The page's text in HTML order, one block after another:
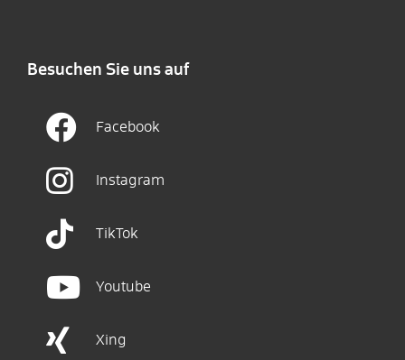
Besuchen Sie uns auf
Facebook
Instagram
TikTok
Youtube
Xing